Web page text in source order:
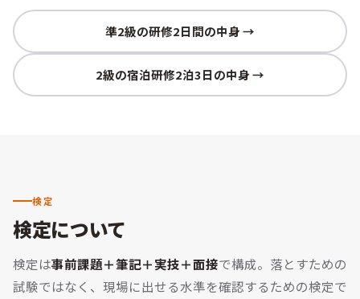
準2級の研修2日間の中身 →
2級の宿泊研修2泊3日の中身 →
検定
検定について
検定は事前課題＋筆記＋実技＋面接で構成。 落とすための
試験ではなく、現場に出せる水準を確認するための検定で